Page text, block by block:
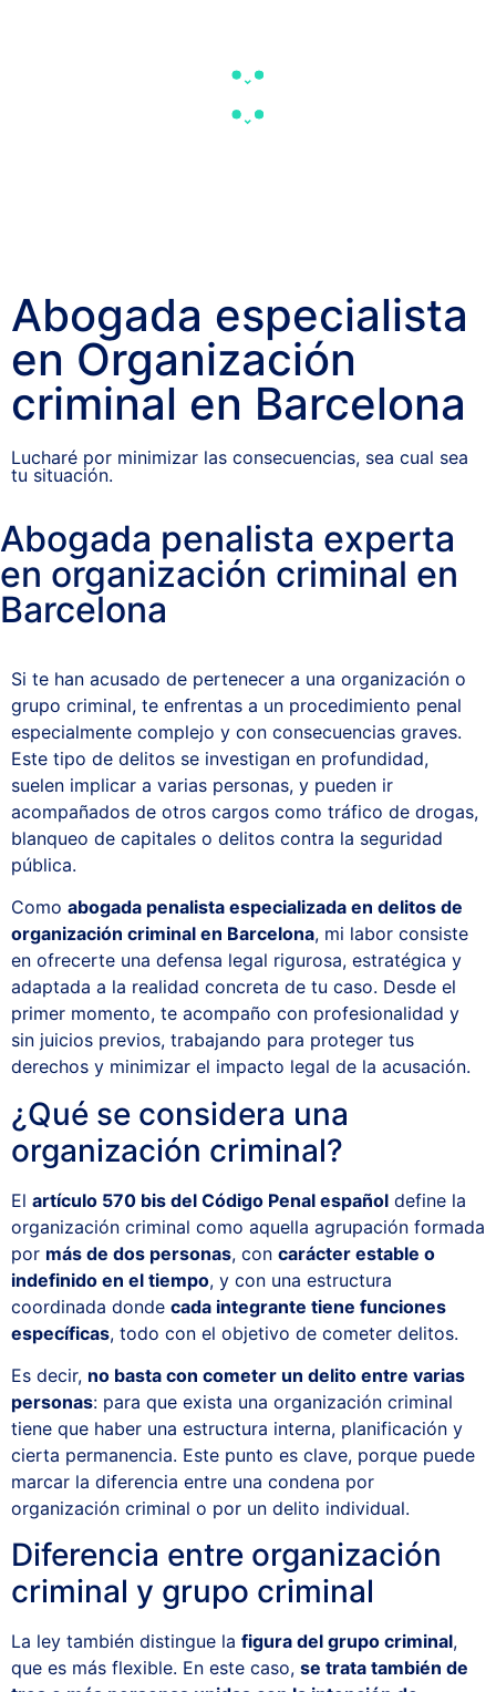
Abogada especialista
en Organización
criminal en Barcelona
Lucharé por minimizar las consecuencias, sea cual sea
tu situación.
Abogada penalista experta
en organización criminal en
Barcelona
Si te han acusado de pertenecer a una organización o
grupo criminal, te enfrentas a un procedimiento penal
especialmente complejo y con consecuencias graves.
Este tipo de delitos se investigan en profundidad,
suelen implicar a varias personas, y pueden ir
acompañados de otros cargos como tráfico de drogas,
blanqueo de capitales o delitos contra la seguridad
pública.
Como abogada penalista especializada en delitos de
organización criminal en Barcelona, mi labor consiste
en ofrecerte una defensa legal rigurosa, estratégica y
adaptada a la realidad concreta de tu caso. Desde el
primer momento, te acompaño con profesionalidad y
sin juicios previos, trabajando para proteger tus
derechos y minimizar el impacto legal de la acusación.
¿Qué se considera una
organización criminal?
El artículo 570 bis del Código Penal español define la
organización criminal como aquella agrupación formada
por más de dos personas, con carácter estable o
indefinido en el tiempo, y con una estructura
coordinada donde cada integrante tiene funciones
específicas, todo con el objetivo de cometer delitos.
Es decir, no basta con cometer un delito entre varias
personas: para que exista una organización criminal
tiene que haber una estructura interna, planificación y
cierta permanencia. Este punto es clave, porque puede
marcar la diferencia entre una condena por
organización criminal o por un delito individual.
Diferencia entre organización
criminal y grupo criminal
La ley también distingue la figura del grupo criminal,
que es más flexible. En este caso, se trata también de